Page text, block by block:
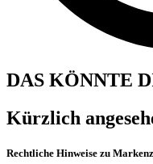
DAS KÖNNTE
Kürzlich
Rechtliche Hinweise zu